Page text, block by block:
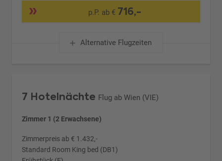
p.P. ab € 716,-
Alternative Flugzeiten
7 Hotelnächte Flug ab Wien (VIE)
Zimmer 1 (2 Erwachsene)
Zimmerpreis ab € 1.432,-
Standard Room King bed (DB1)